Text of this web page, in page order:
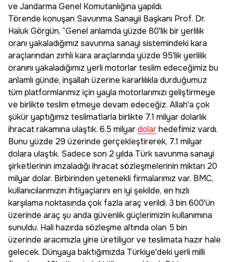
ve Jandarma Genel Komutanlığına yapıldı.
Törende konuşan Savunma Sanayii Başkanı Prof. Dr.
Haluk Görgün, “Genel anlamda yüzde 80'lik bir yerlilik
oranı yakaladığımız savunma sanayi sistemindeki kara
araçlarından zırhlı kara araçlarında yüzde 95'lik yerlilik
oranını yakaladığımız yerli motorlar teslim edeceğimiz bu
anlamlı günde, inşallah üzerine kararlılıkla durduğumuz
tüm platformlarımız için yayla motorlarımızı geliştirmeye
ve birlikte teslim etmeye devam edeceğiz. Allah'a çok
şükür yaptığımız teslimatlarla birlikte 7.1 milyar dolarlık
ihracat rakamına ulaştık. 6.5 milyardolarhedefimiz vardı.
Bunu yüzde 29 üzerinde gerçekleştirerek, 7.1 milyar
dolara ulaştık. Sadece son 2 yılda Türk savunma sanayi
şirketlerinin imzaladığı ihracat sözleşmelerinin miktarı 20
milyar dolar. Birbirinden yetenekli firmalarımız var. BMC,
kullanıcılarımızın ihtiyaçlarını en iyi şekilde, en hızlı
karşılama noktasında çok fazla araç verildi. 3 bin 600'ün
üzerinde araç şu anda güvenlik güçlerimizin kullanımına
sunuldu. Hali hazırda sözleşme altında olan 5 bin
üzerinde aracımızla yine üretiliyor ve teslimata hazır hale
gelecek. Dünyaya baktığımızda Türkiye'deki yerli milli